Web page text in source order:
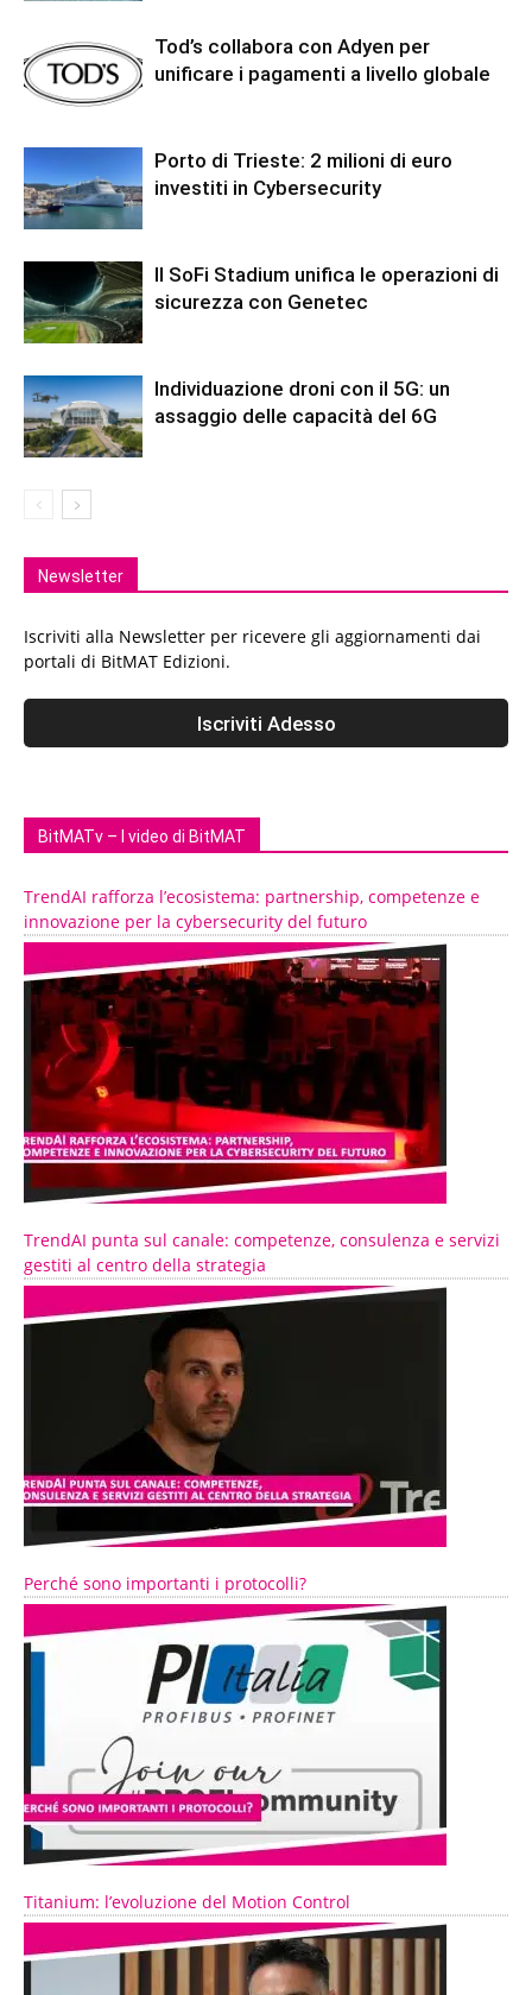
Tod’s collabora con Adyen per
unificare i pagamenti a livello globale
Porto di Trieste: 2 milioni di euro
investiti in Cybersecurity
Il SoFi Stadium unifica le operazioni di
sicurezza con Genetec
Individuazione droni con il 5G: un
assaggio delle capacità del 6G
Newsletter
Iscriviti alla Newsletter per ricevere gli aggiornamenti dai
portali di BitMAT Edizioni.
BitMATv – I video di BitMAT
TrendAI rafforza l’ecosistema: partnership, competenze e
innovazione per la cybersecurity del futuro
TrendAI punta sul canale: competenze, consulenza e servizi
gestiti al centro della strategia
Perché sono importanti i protocolli?
Titanium: l’evoluzione del Motion Control